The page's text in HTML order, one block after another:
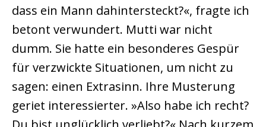
dass ein Mann dahintersteckt?«, fragte ich
betont verwundert. Mutti war nicht
dumm. Sie hatte ein besonderes Gespür
für verzwickte Situationen, um nicht zu
sagen: einen Extrasinn. Ihre Musterung
geriet interessierter. »Also habe ich recht?